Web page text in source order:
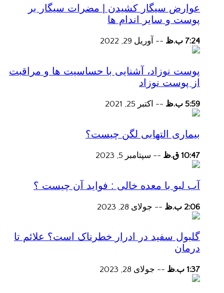
عوارض سیگار کشیدن | مضرات سیگار بر
پوست و سایر اندام ها
7:24 ب.ظ -- آوریل 29, 2022
پوست نوزاد، آشنایی با حساسیت ها و مراقبت
از پوست نوزاد
5:59 ب.ظ -- اکتبر 25, 2021
بیماری التهابی لگن چیست؟
10:47 ق.ظ -- سپتامبر 5, 2023
آب لبو با معده خالی : فواید آن چیست ؟
2:06 ب.ظ -- جولای 28, 2023
گلبول سفید در ادرار خطرناک است؟ علائم تا
درمان
1:37 ب.ظ -- جولای 28, 2023